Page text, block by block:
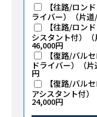
【往路/ロン
ライバー）（片
【往路/ロン
シスタント付）
46,000円
【復路/バル
ドライバー）（
円
【復路/バル
アシスタント付
24,000円